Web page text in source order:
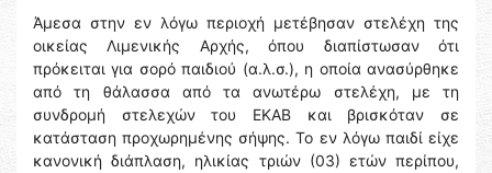
Άμεσα στην εν λόγω περιοχή μετέβησαν στελέχη της
οικείας Λιμενικής Αρχής, όπου διαπίστωσαν ότι
πρόκειται για σορό παιδιού (α.λ.σ.), η οποία ανασύρθηκε
από τη θάλασσα από τα ανωτέρω στελέχη, με τη
συνδρομή στελεχών του ΕΚΑΒ και βρισκόταν σε
κατάσταση προχωρημένης σήψης. Το εν λόγω παιδί είχε
κανονική διάπλαση, ηλικίας τριών (03) ετών περίπου,